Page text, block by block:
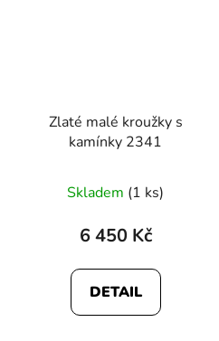
Zlaté malé kroužky s
kamínky 2341
Skladem (1 ks)
6 450 Kč
DETAIL